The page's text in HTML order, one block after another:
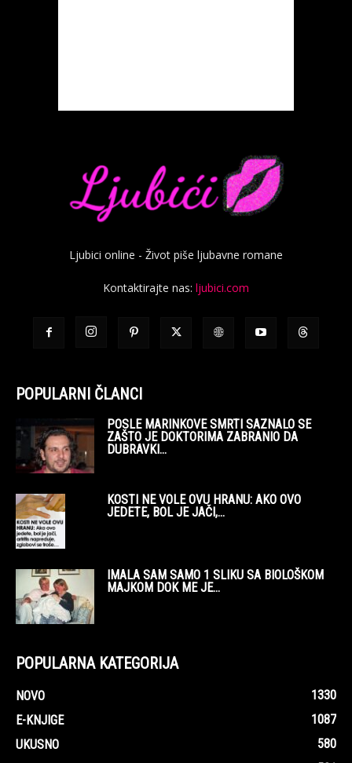
Ljubici online - Život piše ljubavne romane
Kontaktirajte nas: ljubici.com
POPULARNI ČLANCI
POSLE MARINKOVE SMRTI SAZNALO SE
ZAŠTO JE DOKTORIMA ZABRANIO DA
DUBRAVKI...
KOSTI NE VOLE OVU HRANU: AKO OVO
JEDETE, BOL JE JAČI,...
IMALA SAM SAMO 1 SLIKU SA BIOLOŠKOM
MAJKOM DOK ME JE...
POPULARNA KATEGORIJA
NOVO
1330
E-KNJIGE
1087
UKUSNO
580